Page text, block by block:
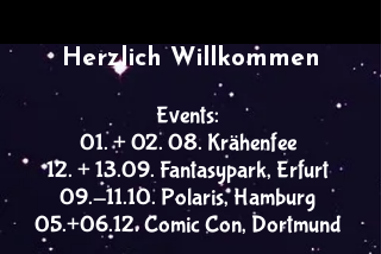
Events:
01. + 02. 08. Krähenfee
12. + 13.09. Fantasypark, Erfurt
09.-11.10. Polaris, Hamburg
05.+06.12. Comic Con, Dortmund
Herzlich Willkommen